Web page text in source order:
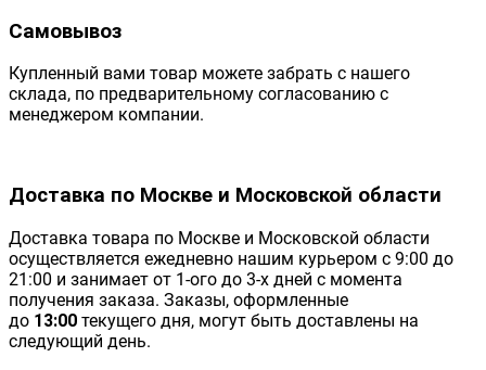
Самовывоз
Купленный вами товар можете забрать с нашего
склада, по предварительному согласованию с
менеджером компании.
Доставка по Москве и Московской области
Доставка товара по Москве и Московской области
осуществляется ежедневно нашим курьером с 9:00 до
21:00 и занимает от 1-ого до 3-х дней с момента
получения заказа. Заказы, оформленные
до 13:00 текущего дня, могут быть доставлены на
следующий день.